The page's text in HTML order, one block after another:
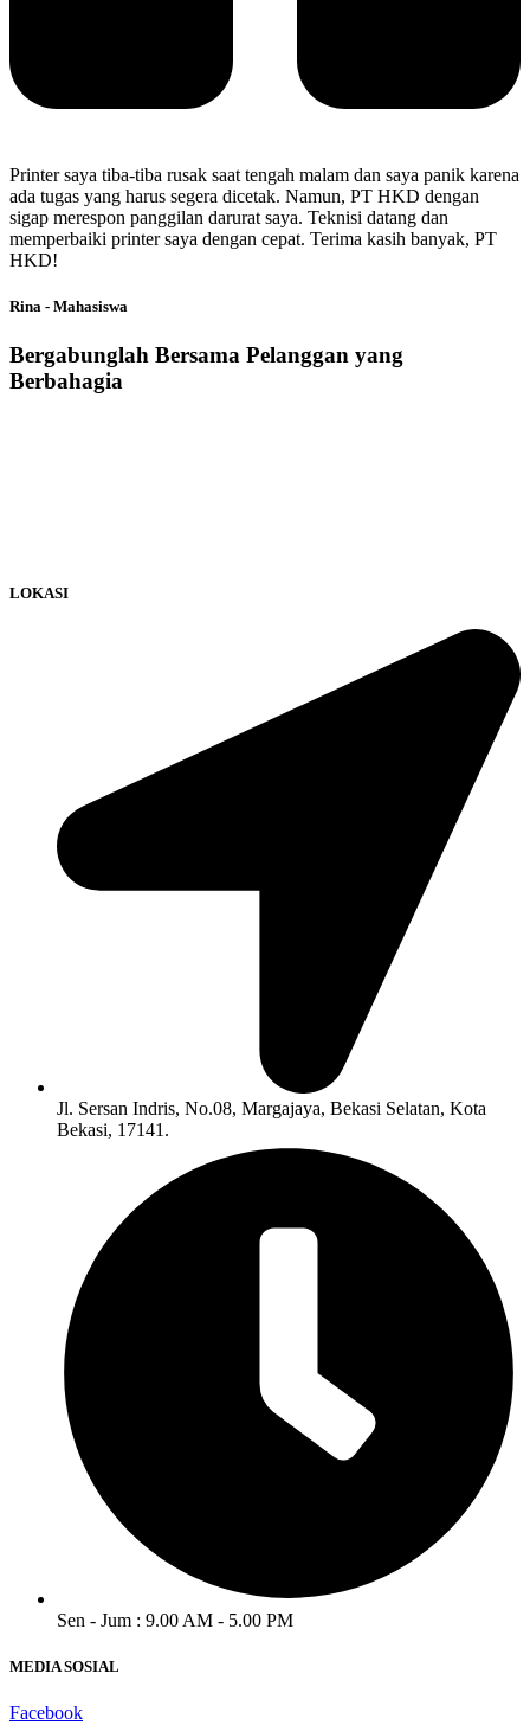
Printer saya tiba-tiba rusak saat tengah malam dan saya panik karena
ada tugas yang harus segera dicetak. Namun, PT HKD dengan
sigap merespon panggilan darurat saya. Teknisi datang dan
memperbaiki printer saya dengan cepat. Terima kasih banyak, PT
HKD!
Rina - Mahasiswa
Bergabunglah Bersama Pelanggan yang
Berbahagia
LOKASI
Jl. Sersan Indris, No.08, Margajaya, Bekasi Selatan, Kota
Bekasi, 17141.
Sen - Jum : 9.00 AM - 5.00 PM
MEDIA SOSIAL
Facebook